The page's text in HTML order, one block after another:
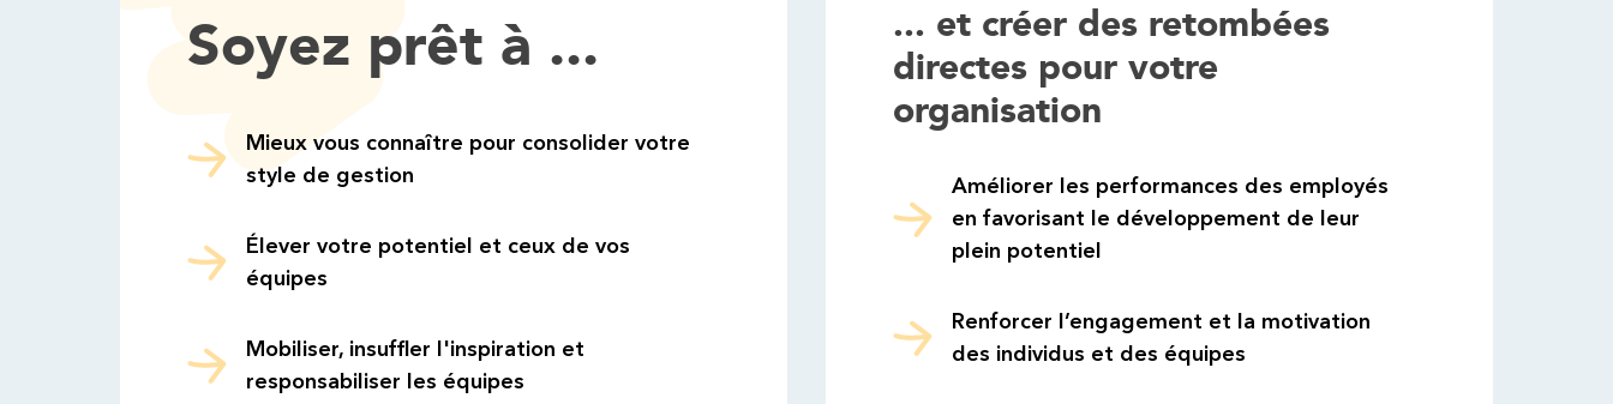
Soyez prêt à ...
Mieux vous connaître pour consolider votre
style de gestion
Élever votre potentiel et ceux de vos
équipes
Mobiliser, insuffler l'inspiration et
responsabiliser les équipes
... et créer des retombées
directes pour votre
organisation
Améliorer les performances des employés
en favorisant le développement de leur
plein potentiel
Renforcer l’engagement et la motivation
des individus et des équipes